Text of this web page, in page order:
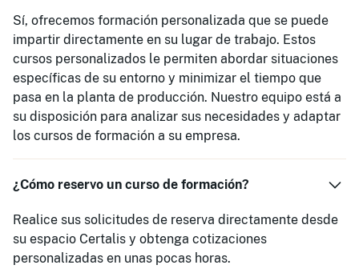
Sí, ofrecemos formación personalizada que se puede
impartir directamente en su lugar de trabajo. Estos
cursos personalizados le permiten abordar situaciones
específicas de su entorno y minimizar el tiempo que
pasa en la planta de producción. Nuestro equipo está a
su disposición para analizar sus necesidades y adaptar
los cursos de formación a su empresa.
¿Cómo reservo un curso de formación?
Realice sus solicitudes de reserva directamente desde
su espacio Certalis y obtenga cotizaciones
personalizadas en unas pocas horas.